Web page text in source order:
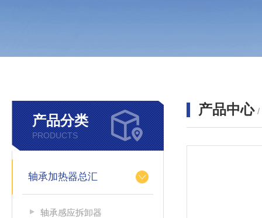
产品分类
PRODUCTS
轴承加热器总汇
轴承感应拆卸器
产品中心 /